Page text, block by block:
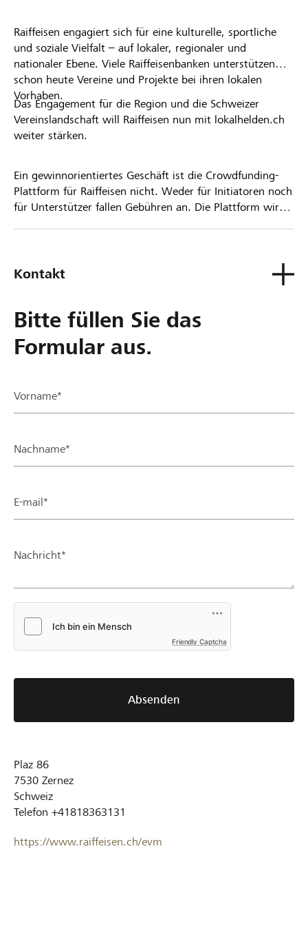
Raiffeisen engagiert sich für eine kulturelle, sportliche
und soziale Vielfalt – auf lokaler, regionaler und
nationaler Ebene. Viele Raiffeisenbanken unterstützen
schon heute Vereine und Projekte bei ihren lokalen
Vorhaben.
Das Engagement für die Region und die Schweizer
Vereinslandschaft will Raiffeisen nun mit lokalhelden.ch
weiter stärken.
Ein gewinnorientiertes Geschäft ist die Crowdfunding-
Plattform für Raiffeisen nicht. Weder für Initiatoren noch
für Unterstützer fallen Gebühren an. Die Plattform wird
Kontakt
Bitte füllen Sie das
Formular aus.
Vorname*
Nachname*
E-mail*
Nachricht*
Friendly Captcha
Absenden
Plaz 86
7530 Zernez
Schweiz
Telefon +41818363131
https://www.raiffeisen.ch/evm